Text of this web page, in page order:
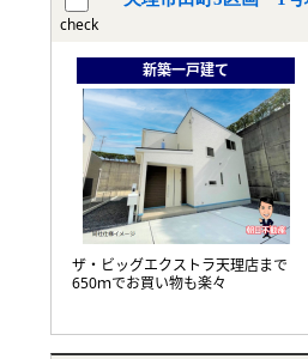
check
新築一戸建て
ザ・ビッグエクストラ天理店まで
650ｍでお買い物も楽々